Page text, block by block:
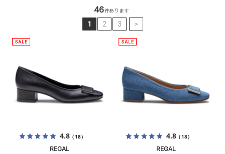
46件あります
1 2 3 >
4.8（18）
REGAL
4.8（18）
REGAL